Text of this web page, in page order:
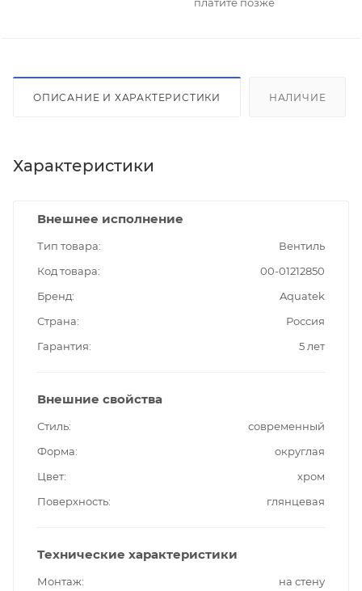
платите позже
ОПИСАНИЕ И ХАРАКТЕРИСТИКИ НАЛИЧИЕ
Характеристики
Внешнее исполнение
Тип товара
Вентиль
Код товара
00-01212850
Бренд
Aquatek
Страна
Россия
Гарантия
5 лет
Внешние свойства
Стиль
современный
Форма
округлая
Цвет
хром
Поверхность
глянцевая
Технические характеристики
Монтаж
на стену